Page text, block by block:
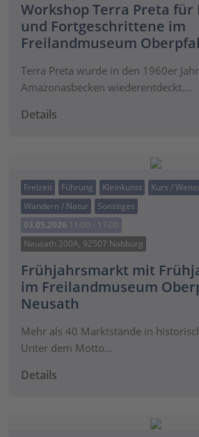
Workshop Terra Preta für
und Fortgeschrittene im
Freilandmuseum
Terra Preta wurde in den 1960er
Amazonasbecken wiederentdeckt….
Details
Freizeit Führung Kleinkunst Kurs /
Wandern / Natur
Sonstiges
03.05.2026 11:00 - 17:00
Neusath 200A, 92507 Nabburg
Frühjahrsmarkt mit
im Freilandmuseum
Neusath
Mehr als 40 Marktstände in
Unter dem Motto…
Details